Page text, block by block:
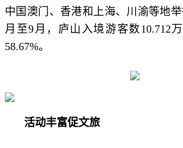
中国澳门、香港和上海、川渝等地
月至9月，庐山入境游客数10.712
58.67%。
活动丰富促文旅